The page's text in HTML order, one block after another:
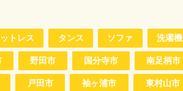
トレス タンス ソファ 洗濯機
野田市 国分寺市 南足柄市
戸田市 袖ヶ浦市 東村山市